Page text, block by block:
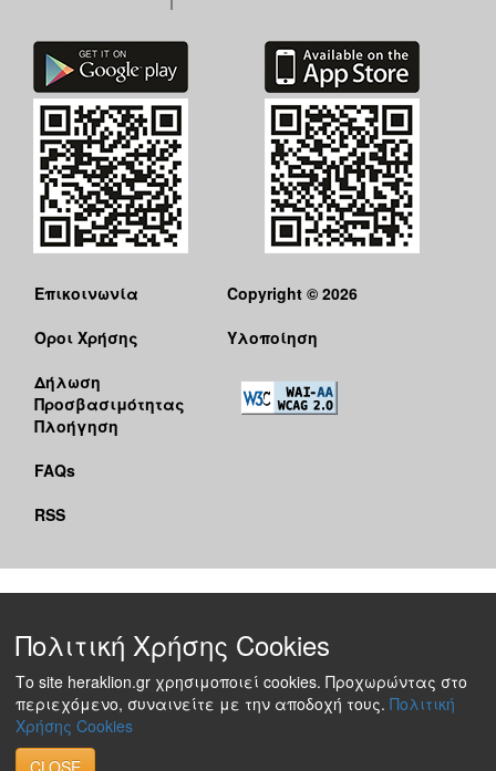
Επικοινωνία
Όροι Χρήσης
Δήλωση
Προσβασιμότητας
Πλοήγηση
FAQs
RSS
Copyright © 2026
Υλοποίηση
Πολιτική Χρήσης Cookies
Το site heraklion.gr χρησιμοποιεί cookies. Προχωρώντας στο
περιεχόμενο, συναινείτε με την αποδοχή τους. Πολιτική
Χρήσης Cookies
CLOSE